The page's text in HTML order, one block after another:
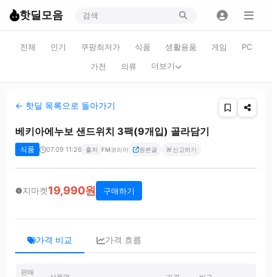
핫딜모음
전체 인기 쿠팡최저가 식품 생활용품 게임
PC
가전
의류 더보기
← 핫딜 목록으로 돌아가기
베키아에누보 샌드위치 3팩(9개입) 골라담기
식품 07.09 11:26 출처 FM코리아 원본글 🚨신고하기
지마켓19,990원 구매하기
가격 비교 가격 흐름
판매